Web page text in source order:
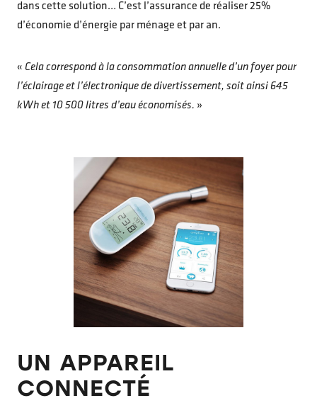
dans cette solution… C’est l’assurance de réaliser 25%
d’économie d’énergie par ménage et par an.
« Cela correspond à la consommation annuelle d’un foyer pour
l’éclairage et l’électronique de divertissement, soit ainsi 645
kWh et 10 500 litres d’eau économisés. »
UN APPAREIL
CONNECTÉ